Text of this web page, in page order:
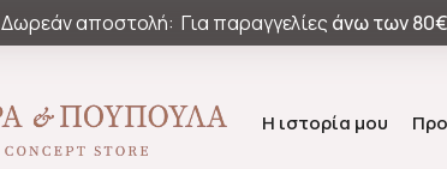
Δωρεάν αποστολή: Για παραγγελίες άνω των
Η ιστορία μου